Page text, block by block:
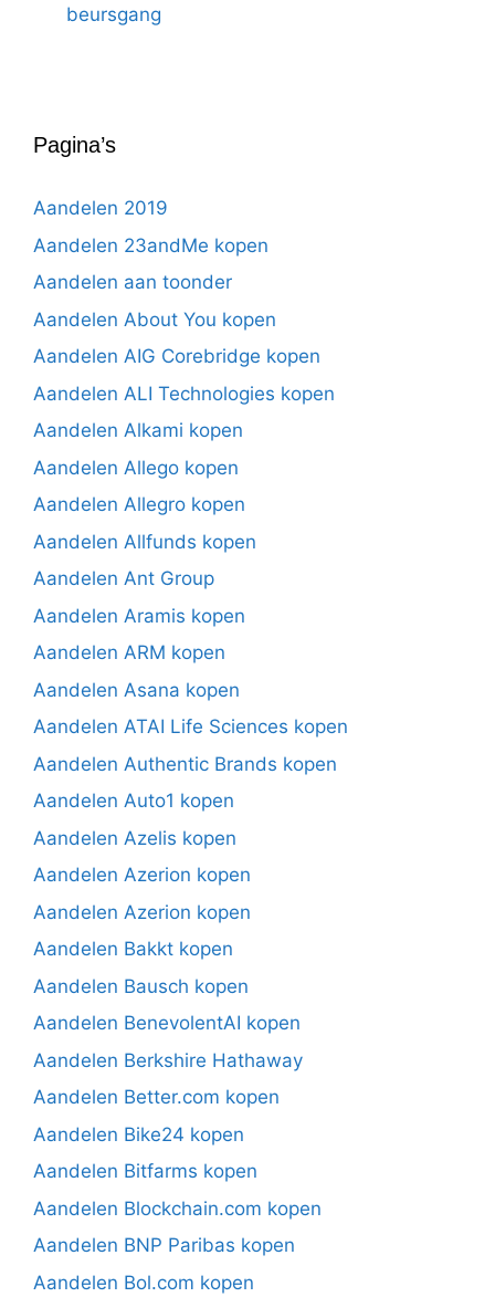
beursgang
Pagina’s
Aandelen 2019
Aandelen 23andMe kopen
Aandelen aan toonder
Aandelen About You kopen
Aandelen AIG Corebridge kopen
Aandelen ALI Technologies kopen
Aandelen Alkami kopen
Aandelen Allego kopen
Aandelen Allegro kopen
Aandelen Allfunds kopen
Aandelen Ant Group
Aandelen Aramis kopen
Aandelen ARM kopen
Aandelen Asana kopen
Aandelen ATAI Life Sciences kopen
Aandelen Authentic Brands kopen
Aandelen Auto1 kopen
Aandelen Azelis kopen
Aandelen Azerion kopen
Aandelen Azerion kopen
Aandelen Bakkt kopen
Aandelen Bausch kopen
Aandelen BenevolentAI kopen
Aandelen Berkshire Hathaway
Aandelen Better.com kopen
Aandelen Bike24 kopen
Aandelen Bitfarms kopen
Aandelen Blockchain.com kopen
Aandelen BNP Paribas kopen
Aandelen Bol.com kopen